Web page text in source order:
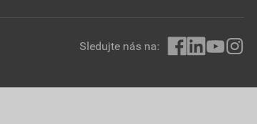
Sledujte nás na: